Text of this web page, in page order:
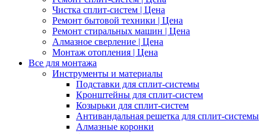
Чистка сплит-систем | Цена
Ремонт бытовой техники | Цена
Ремонт стиральных машин | Цена
Алмазное сверление | Цена
Монтаж отопления | Цена
Все для монтажа
Инструменты и материалы
Подставки для сплит-системы
Кронштейны для сплит-систем
Козырьки для сплит-систем
Антивандальная решетка для сплит-системы
Алмазные коронки